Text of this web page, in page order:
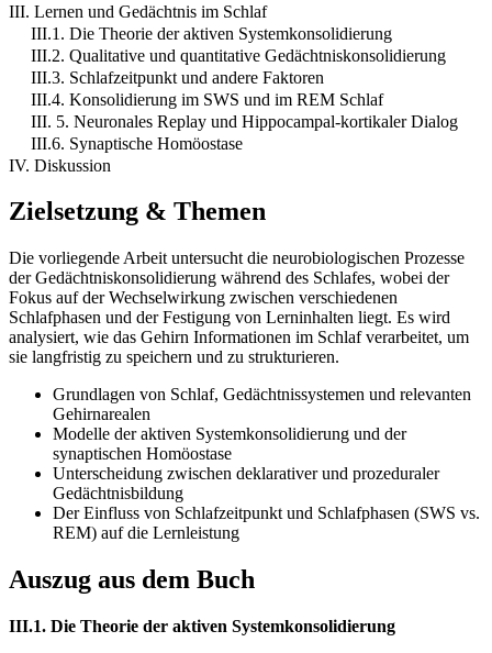
III. Lernen und Gedächtnis im Schlaf
III.1. Die Theorie der aktiven Systemkonsolidierung
III.2. Qualitative und quantitative Gedächtniskonsolidierung
III.3. Schlafzeitpunkt und andere Faktoren
III.4. Konsolidierung im SWS und im REM Schlaf
III. 5. Neuronales Replay und Hippocampal-kortikaler Dialog
III.6. Synaptische Homöostase
IV. Diskussion
Zielsetzung & Themen
Die vorliegende Arbeit untersucht die neurobiologischen Prozesse
der Gedächtniskonsolidierung während des Schlafes, wobei der
Fokus auf der Wechselwirkung zwischen verschiedenen
Schlafphasen und der Festigung von Lerninhalten liegt. Es wird
analysiert, wie das Gehirn Informationen im Schlaf verarbeitet, um
sie langfristig zu speichern und zu strukturieren.
Grundlagen von Schlaf, Gedächtnissystemen und relevanten
Gehirnarealen
Modelle der aktiven Systemkonsolidierung und der
synaptischen Homöostase
Unterscheidung zwischen deklarativer und prozeduraler
Gedächtnisbildung
Der Einfluss von Schlafzeitpunkt und Schlafphasen (SWS vs.
REM) auf die Lernleistung
Auszug aus dem Buch
III.1. Die Theorie der aktiven Systemkonsolidierung